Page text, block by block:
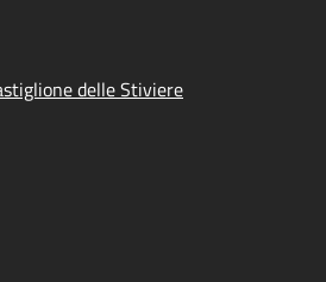
delle Stiviere